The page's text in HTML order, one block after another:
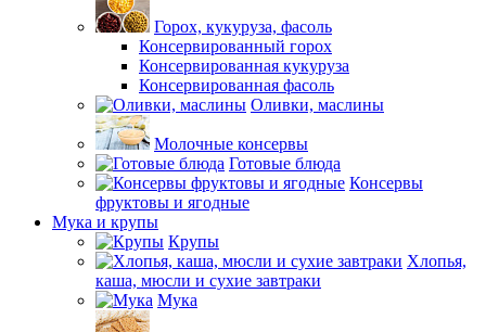
Горох, кукуруза, фасоль
Консервированный горох
Консервированная кукуруза
Консервированная фасоль
Оливки, маслины
Молочные консервы
Готовые блюда
Консервы
фруктовы и ягодные
Мука и крупы
Крупы
Хлопья,
каша, мюсли и сухие завтраки
Мука